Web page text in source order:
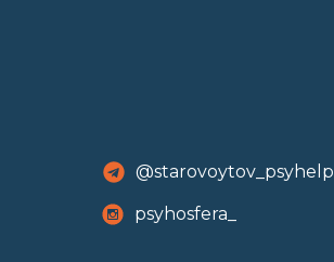
@starovoytov_psyhelp
psyhosfera_